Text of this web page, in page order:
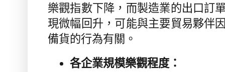
樂觀指數下降，而製造業的出口訂
現微幅回升，可能與主要貿易夥伴
備貨的行為有關。
各企業規模樂觀程度：